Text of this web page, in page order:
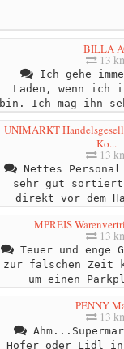
BILLA
13
Ich gehe
Laden, wenn ich
bin. Ich mag ihn
UNIMARKT
Ko...
13
Nettes
sehr gut
direkt vor dem
MPREIS
13
Teuer und enge
zur falschen Zeit
um einen
PENNY
13
Hofer oder Lidl in